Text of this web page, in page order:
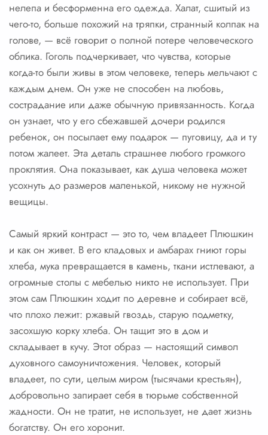
нелепа и бесформенна его одежда. Халат, сшитый из
чего-то, больше похожий на тряпки, странный колпак на
голове, — всё говорит о полной потере человеческого
облика. Гоголь подчеркивает, что чувства, которые
когда-то были живы в этом человеке, теперь мельчают с
каждым днем. Он уже не способен на любовь,
сострадание или даже обычную привязанность. Когда
он узнает, что у его сбежавшей дочери родился
ребенок, он посылает ему подарок — пуговицу, да и ту
потом жалеет. Эта деталь страшнее любого громкого
проклятия. Она показывает, как душа человека может
усохнуть до размеров маленькой, никому не нужной
вещицы.
Самый яркий контраст — это то, чем владеет Плюшкин
и как он живет. В его кладовых и амбарах гниют горы
хлеба, мука превращается в камень, ткани истлевают, а
огромные столы с мебелью никто не использует. При
этом сам Плюшкин ходит по деревне и собирает всё,
что плохо лежит: ржавый гвоздь, старую подметку,
засохшую корку хлеба. Он тащит это в дом и
складывает в кучу. Этот образ — настоящий символ
духовного самоуничтожения. Человек, который
владеет, по сути, целым миром (тысячами крестьян),
добровольно запирает себя в тюрьме собственной
жадности. Он не тратит, не использует, не дает жизнь
богатству. Он его хоронит.